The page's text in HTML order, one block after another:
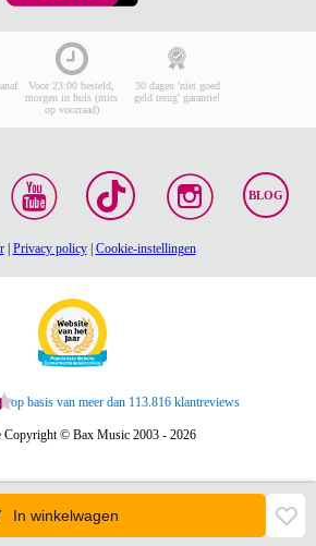
In winkelwagen
Voor 23:00 besteld,
morgen in huis (mits
op voorraad)
30 dagen 'niet goed
geld terug' garantie!
BLOG
| Privacy policy| Cookie-instellingen
op basis van meer dan 113.816 klantreviews
Copyright © Bax Music 2003 - 2026